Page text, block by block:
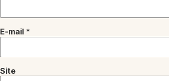
E-mail *
Site